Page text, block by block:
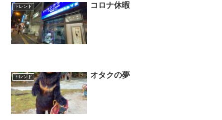
トレンド コロナ休暇
トレンド オタクの夢